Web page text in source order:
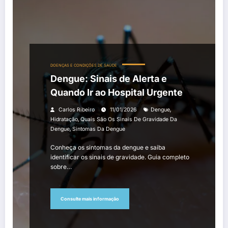
DOENÇAS E CONDIÇÕES DE SAÚDE
Dengue: Sinais de Alerta e
Quando Ir ao Hospital Urgente
Carlos Ribeiro 11/01/2026 Dengue,
Hidratação, Quais São Os Sinais De Gravidade Da
Dengue,Sintomas Da Dengue
Conheça os sintomas da dengue e saiba
identificar os sinais de gravidade. Guia completo
sobre…
Consulte mais informação